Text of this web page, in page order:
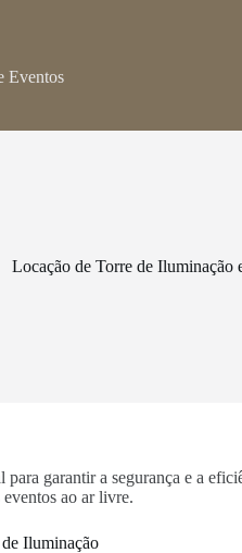
Eventos
Locação de Torre de Iluminação
garantir a segurança e a
eventos ao ar livre.
Iluminação